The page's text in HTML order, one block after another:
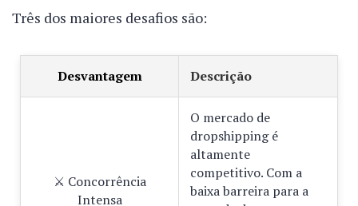
Três dos maiores desafios são:
Desvantagem Descrição
⚔️ Concorrência
Intensa
O mercado de
dropshipping é
altamente
competitivo. Com a
baixa barreira para a